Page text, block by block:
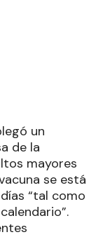
un
de la
mayores
se está
“tal como